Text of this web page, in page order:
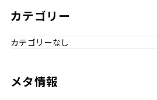
カテゴリー
カテゴリーなし
メタ情報